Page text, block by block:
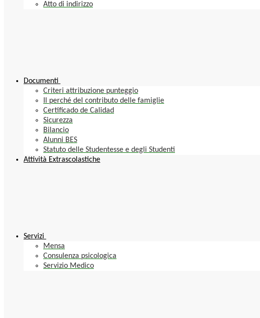
Atto di indirizzo
Documenti
Criteri attribuzione punteggio
Il perché del contributo delle famiglie
Certificado de Calidad
Sicurezza
Bilancio
Alunni BES
Statuto delle Studentesse e degli Studenti
Attività Extrascolastiche
Servizi
Mensa
Consulenza psicologica
Servizio Medico